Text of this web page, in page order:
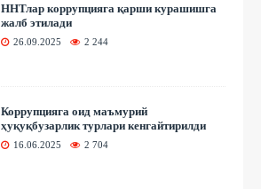
ННТлар коррупцияга қарши курашишга
жалб этилади
26.09.2025 2 244
Коррупцияга оид маъмурий
ҳуқуқбузарлик турлари кенгайтирилди
16.06.2025 2 704